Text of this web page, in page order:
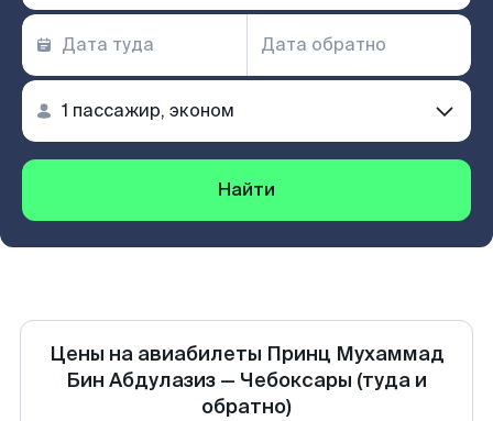
Найти
Цены на авиабилеты Принц Мухаммад
Бин Абдулазиз — Чебоксары (туда и
обратно)